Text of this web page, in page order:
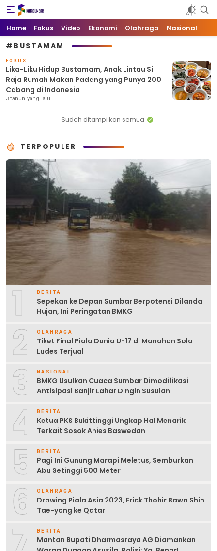
Kata Sumbar
Berita Sumbar Hari Ini
Home Fokus Video Ekonomi Olahraga Nasional
#BUSTAMAM
FOKUS
Lika-Liku Hidup Bustamam, Anak Lintau Si
Raja Rumah Makan Padang yang Punya 200
Cabang di Indonesia
3 tahun yang lalu
Sudah ditampilkan semua
TERPOPULER
1 BERITA
Sepekan ke Depan Sumbar Berpotensi Dilanda
Hujan, Ini Peringatan BMKG
2 OLAHRAGA
Tiket Final Piala Dunia U-17 di Manahan Solo
Ludes Terjual
3 NASIONAL
BMKG Usulkan Cuaca Sumbar Dimodifikasi
Antisipasi Banjir Lahar Dingin Susulan
4 BERITA
Ketua PKS Bukittinggi Ungkap Hal Menarik
Terkait Sosok Anies Baswedan
5 BERITA
Pagi Ini Gunung Marapi Meletus, Semburkan
Abu Setinggi 500 Meter
6 OLAHRAGA
Drawing Piala Asia 2023, Erick Thohir Bawa Shin
Tae-yong ke Qatar
BERITA
Mantan Bupati Dharmasraya AG Diamankan